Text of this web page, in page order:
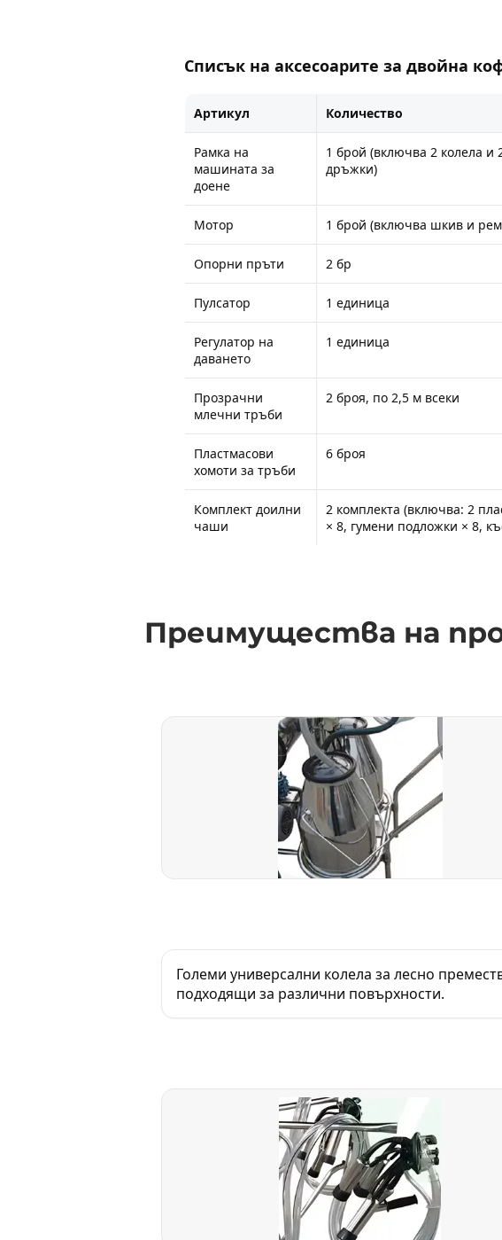
Списък на аксесоарите за двойна
Артикул Количество
Рамка на
машината за
доене
1 брой (включва 2 колела и
дръжки)
Мотор 1 брой (включва шкив и
Опорни пръти 2 бр
Пулсатор 1 единица
Регулатор на
даването
1 единица
Прозрачни
млечни тръби
2 броя, по 2,5 м всеки
Пластмасови
хомоти за тръби
6 броя
Комплект доилни
чаши
2 комплекта (включва: 2
× 8, гумени подложки × 8,
Преимущества на
Големи универсални колела за лесно
подходящи за различни повърхности.